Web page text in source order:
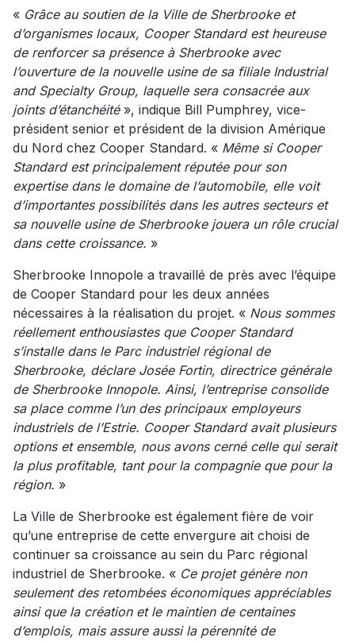
« Grâce au soutien de la Ville de Sherbrooke et
d’organismes locaux, Cooper Standard est heureuse
de renforcer sa présence à Sherbrooke avec
l’ouverture de la nouvelle usine de sa filiale Industrial
and Specialty Group, laquelle sera consacrée aux
joints d’étanchéité », indique Bill Pumphrey, vice-
président senior et président de la division Amérique
du Nord chez Cooper Standard. « Même si Cooper
Standard est principalement réputée pour son
expertise dans le domaine de l’automobile, elle voit
d’importantes possibilités dans les autres secteurs et
sa nouvelle usine de Sherbrooke jouera un rôle crucial
dans cette croissance. »
Sherbrooke Innopole a travaillé de près avec l’équipe
de Cooper Standard pour les deux années
nécessaires à la réalisation du projet. « Nous sommes
réellement enthousiastes que Cooper Standard
s’installe dans le Parc industriel régional de
Sherbrooke, déclare Josée Fortin, directrice générale
de Sherbrooke Innopole. Ainsi, l’entreprise consolide
sa place comme l’un des principaux employeurs
industriels de l’Estrie. Cooper Standard avait plusieurs
options et ensemble, nous avons cerné celle qui serait
la plus profitable, tant pour la compagnie que pour la
région. »
La Ville de Sherbrooke est également fière de voir
qu’une entreprise de cette envergure ait choisi de
continuer sa croissance au sein du Parc régional
industriel de Sherbrooke. « Ce projet génère non
seulement des retombées économiques appréciables
ainsi que la création et le maintien de centaines
d’emplois, mais assure aussi la pérennité de